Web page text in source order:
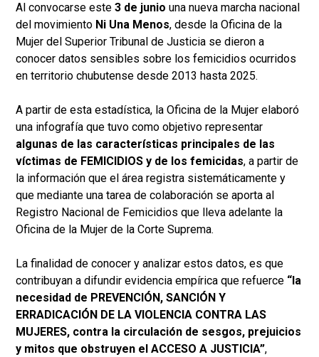
Al convocarse este 3 de junio una nueva marcha nacional
del movimiento Ni Una Menos, desde la Oficina de la
Mujer del Superior Tribunal de Justicia se dieron a
conocer datos sensibles sobre los femicidios ocurridos
en territorio chubutense desde 2013 hasta 2025.
A partir de esta estadística, la Oficina de la Mujer elaboró
una infografía que tuvo como objetivo representar
algunas de las características principales de las
víctimas de FEMICIDIOS y de los femicidas, a partir de
la información que el área registra sistemáticamente y
que mediante una tarea de colaboración se aporta al
Registro Nacional de Femicidios que lleva adelante la
Oficina de la Mujer de la Corte Suprema.
La finalidad de conocer y analizar estos datos, es que
contribuyan a difundir evidencia empírica que refuerce “la
necesidad de PREVENCIÓN, SANCIÓN Y
ERRADICACIÓN DE LA VIOLENCIA CONTRA LAS
MUJERES, contra la circulación de sesgos, prejuicios
y mitos que obstruyen el ACCESO A JUSTICIA”,